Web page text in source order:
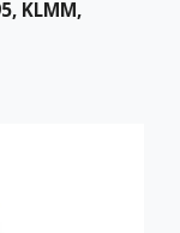
KLMM,